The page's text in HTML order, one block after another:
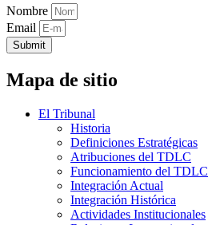
Nombre
Email
Submit
Mapa de sitio
El Tribunal
Historia
Definiciones Estratégicas
Atribuciones del TDLC
Funcionamiento del TDLC
Integración Actual
Integración Histórica
Actividades Institucionales